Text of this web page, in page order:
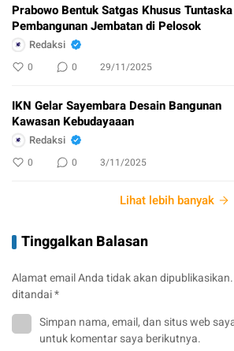
Prabowo Bentuk Satgas Khusus Tuntaska
Pembangunan Jembatan di Pelosok
Redaksi
0 0 29/11/2025
IKN Gelar Sayembara Desain Bangunan
Kawasan Kebudayaaan
Redaksi
0 0 3/11/2025
Lihat lebih banyak
Tinggalkan Balasan
Alamat email Anda tidak akan dipublikasikan.
ditandai*
Simpan nama, email, dan situs web
untuk komentar saya berikutnya.